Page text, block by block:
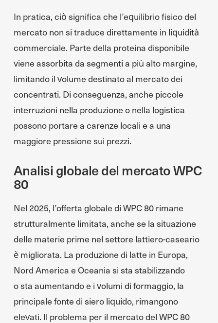
In pratica, ciò significa che l’equilibrio fisico del
mercato non si traduce direttamente in liquidità
commerciale. Parte della proteina disponibile
viene assorbita da segmenti a più alto margine,
limitando il volume destinato al mercato dei
concentrati. Di conseguenza, anche piccole
interruzioni nella produzione o nella logistica
possono portare a carenze locali e a una
maggiore pressione sui prezzi.
Analisi globale del mercato WPC
80
Nel 2025, l’offerta globale di WPC 80 rimane
strutturalmente limitata, anche se la situazione
delle materie prime nel settore lattiero-caseario
è migliorata. La produzione di latte in Europa,
Nord America e Oceania si sta stabilizzando
o sta aumentando e i volumi di formaggio, la
principale fonte di siero liquido, rimangono
elevati. Il problema per il mercato del WPC 80